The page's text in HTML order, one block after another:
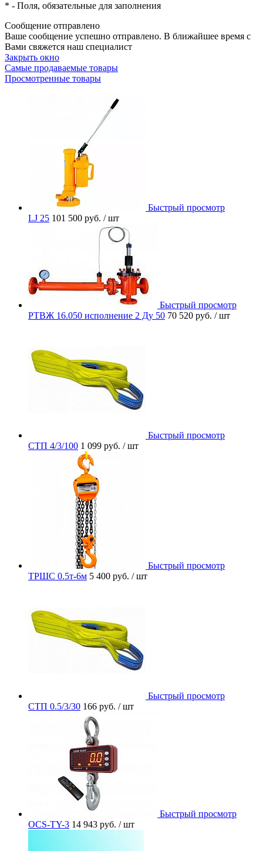
* - Поля, обязательные для заполнения
Сообщение отправлено
Ваше сообщение успешно отправлено. В ближайшее время с
Вами свяжется наш специалист
Закрыть окно
Самые продаваемые товары
Просмотренные товары
Быстрый просмотр
LJ 25 101 500 руб. / шт
Быстрый просмотр
РТВЖ 16.050 исполнение 2 Ду 50 70 520 руб. / шт
Быстрый просмотр
СТП 4/3/100 1 099 руб. / шт
Быстрый просмотр
ТРШС 0.5т-6м 5 400 руб. / шт
Быстрый просмотр
СТП 0.5/3/30 166 руб. / шт
Быстрый просмотр
OCS-TY-3 14 943 руб. / шт